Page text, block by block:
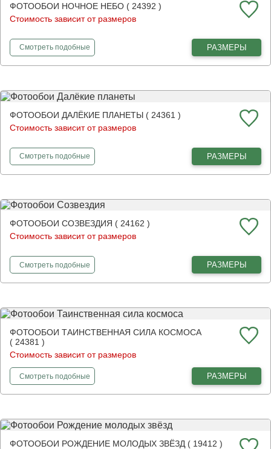
ФОТООБОИ НОЧНОЕ НЕБО ( 24392 )
Стоимость зависит от размеров
Смотретьфотообои
подобные РАЗМЕРЫ
ФОТООБОИ ДАЛЁКИЕ ПЛАНЕТЫ ( 24361 )
Стоимость зависит от размеров
Смотретьфотообои
подобные РАЗМЕРЫ
ФОТООБОИ СОЗВЕЗДИЯ ( 24162 )
Стоимость зависит от размеров
Смотретьфотообои
подобные РАЗМЕРЫ
ФОТООБОИ ТАИНСТВЕННАЯ СИЛА КОСМОСА
( 24381 )
Стоимость зависит от размеров
Смотретьфотообои
подобные РАЗМЕРЫ
ФОТООБОИ РОЖДЕНИЕ МОЛОДЫХ ЗВЁЗД ( 19412 )